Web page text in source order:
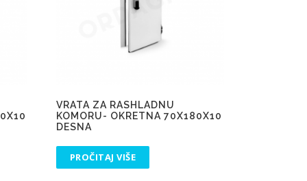
VRATA ZA RASHLADNU
KOMORU- OKRETNA 70X180X10
DESNA
PROČITAJ VIŠE